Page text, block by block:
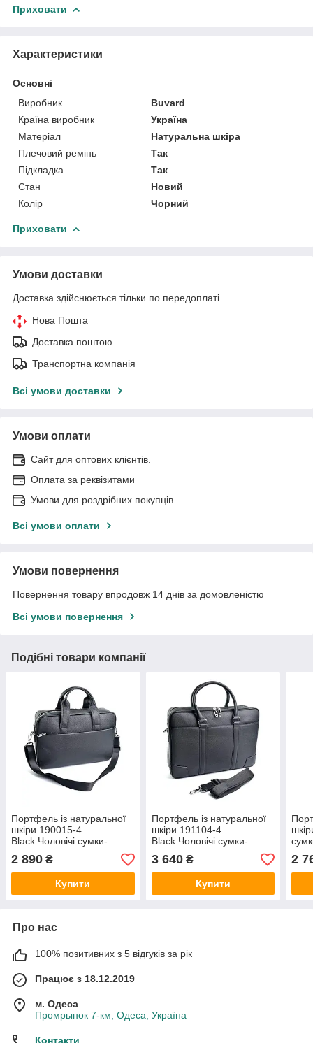
Приховати
Характеристики
Основні
Виробник
Buvard
Країна виробник
Україна
Матеріал
Натуральна шкіра
Плечовий ремінь
Так
Підкладка
Так
Стан
Новий
Колір
Чорний
Приховати
Умови доставки
Доставка здійснюється тільки по передоплаті.
Нова Пошта
Доставка поштою
Транспортна компанія
Всі умови доставки
Умови оплати
Сайт для оптових клієнтів.
Оплата за реквізитами
Умови для роздрібних покупців
Всі умови оплати
Умови повернення
Повернення товару впродовж 14 днів за домовленістю
Всі умови повернення
Подібні товари компанії
Портфель із натуральної
шкіри 190015-4
Black.Чоловічі сумки-
планшети оптом і в
роздріб в УкраЇні на сайті
2 890 ₴
Купити
Портфель із натуральної
шкіри 191104-4
Black.Чоловічі сумки-
планшети оптом і в
роздріб в УкраЇні на сайті
3 640₴
Купити
2
Про нас
100% позитивних з 5 відгуків за рік
Працює з 18.12.2019
м. Одеса
Промрынок 7-км, Одеса, Україна
Контакти